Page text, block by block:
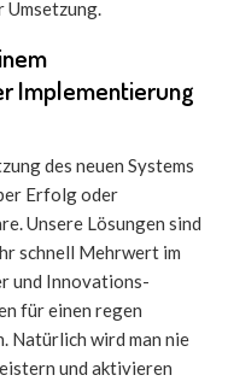
Umsetzung.
Implementierung
des neuen Systems
Erfolg oder
Unsere Lösungen sind
schnell Mehrwert im
und Innovations-
für einen regen
Natürlich wird man nie
und aktivieren